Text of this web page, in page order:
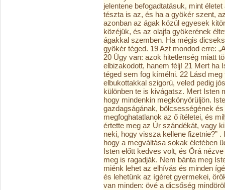
jelentene befogadtatásuk, mint
tészta is az, és ha a gyökér szent,
azonban az ágak közül egyesek
közéjük, és az olajfa gyökerének
ágakkal szemben. Ha mégis
gyökér téged. 19 Azt mondod erre:
20 Úgy van: azok hitetlenség miatt
elbizakodott, hanem félj! 21 Mert ha
téged sem fog kímélni. 22 Lásd
elbukottakkal szigorú, veled pedig
különben te is kivágatsz. Mert Isten
hogy mindenkin megkönyörüljön.
gazdagságának, bölcsességének
megfoghatatlanok az ő ítéletei, és
értette meg az Úr szándékát, vagy
neki, hogy vissza kellene fizetnie?”
hogy a megváltása sokak életében
Isten előtt kedves volt, és Őrá
meg is ragadják. Nem bánta meg
miénk lehet az elhívás és minden
és lehetünk az ígéret gyermekei,
van minden: övé a dicsőség